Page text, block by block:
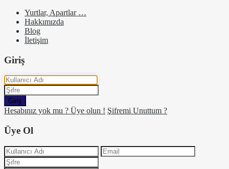
Yurtlar, Apartlar …
Hakkımızda
Blog
İletişim
Giriş
Giriş
Hesabınız yok mu ? Üye olun ! Şifremi Unuttum ?
Üye Ol